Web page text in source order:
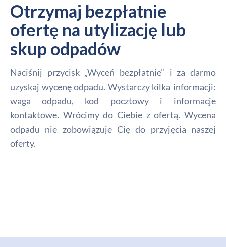
Otrzymaj bezpłatnie
ofertę na utylizację lub
skup odpadów
Naciśnij przycisk „Wyceń bezpłatnie” i za darmo
uzyskaj wycenę odpadu. Wystarczy kilka informacji:
waga odpadu, kod pocztowy i informacje
kontaktowe. Wrócimy do Ciebie z ofertą. Wycena
odpadu nie zobowiązuje Cię do przyjęcia naszej
oferty.